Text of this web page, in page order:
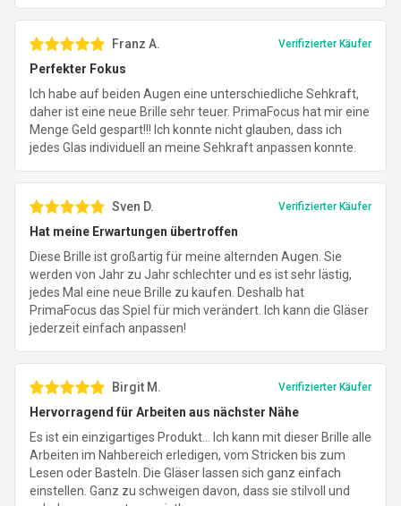
Franz A. Verifizierter Käufer
Perfekter Fokus
Ich habe auf beiden Augen eine unterschiedliche Sehkraft,
daher ist eine neue Brille sehr teuer. PrimaFocus hat mir eine
Menge Geld gespart!!! Ich konnte nicht glauben, dass ich
jedes Glas individuell an meine Sehkraft anpassen konnte.
Sven D. Verifizierter Käufer
Hat meine Erwartungen übertroffen
Diese Brille ist großartig für meine alternden Augen. Sie
werden von Jahr zu Jahr schlechter und es ist sehr lästig,
jedes Mal eine neue Brille zu kaufen. Deshalb hat
PrimaFocus das Spiel für mich verändert. Ich kann die Gläser
jederzeit einfach anpassen!
Birgit M. Verifizierter Käufer
Hervorragend für Arbeiten aus nächster Nähe
Es ist ein einzigartiges Produkt… Ich kann mit dieser Brille alle
Arbeiten im Nahbereich erledigen, vom Stricken bis zum
Lesen oder Basteln. Die Gläser lassen sich ganz einfach
einstellen. Ganz zu schweigen davon, dass sie stilvoll und